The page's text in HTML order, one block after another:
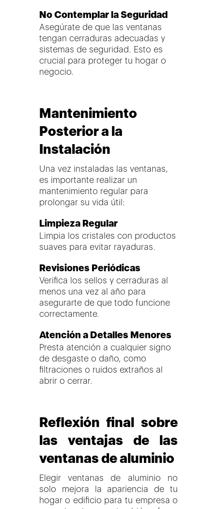
No Contemplar la Seguridad
Asegúrate de que las ventanas
tengan cerraduras adecuadas y
sistemas de seguridad. Esto es
crucial para proteger tu hogar o
negocio.
Mantenimiento
Posterior a la
Instalación
Una vez instaladas las ventanas,
es importante realizar un
mantenimiento regular para
prolongar su vida útil:
Limpieza Regular
Limpia los cristales con productos
suaves para evitar rayaduras.
Revisiones Periódicas
Verifica los sellos y cerraduras al
menos una vez al año para
asegurarte de que todo funcione
correctamente.
Atención a Detalles Menores
Presta atención a cualquier signo
de desgaste o daño, como
filtraciones o ruidos extraños al
abrir o cerrar.
Reflexión final sobre
las ventajas de las
ventanas de aluminio
Elegir ventanas de aluminio no
solo mejora la apariencia de tu
hogar o edificio para tu empresa o